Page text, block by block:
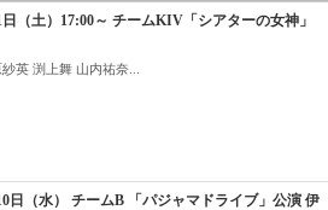
日（土）17:00～ チームKIV「シアターの女神」
英 渕上舞 山内祐奈...
日（水） チームB 「パジャマドライブ」公演 伊